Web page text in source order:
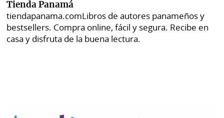
Tienda Panamá
tiendapanama.comLibros de autores panameños y
bestsellers. Compra online, fácil y segura. Recibe en
casa y disfruta de la buena lectura.